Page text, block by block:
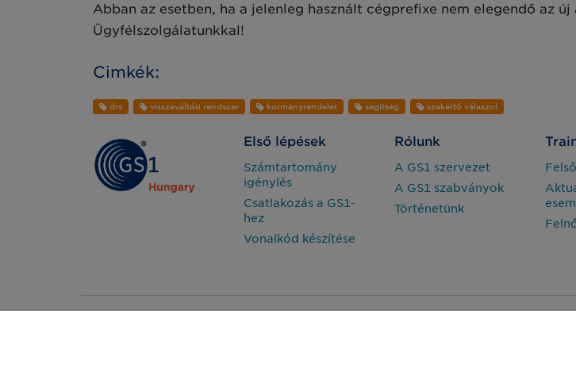
Abban az esetben, ha a jelenleg használt cégprefixe nem elegendő az
Ügyfélszolgálatunkkal!
Cimkék:
drs visszaváltási rendszer kormányrendelet segítség szakértő válaszol
Első lépések
Számtartomány
igénylés
Csatlakozás a GS1-
hez
Vonalkód készítése
Rólunk
A GS1 szervezet
A GS1 szabványok
Történetünk